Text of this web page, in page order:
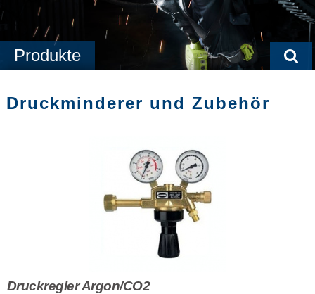
Produkte
Druckminderer und Zubehör
Druckregler Argon/CO2